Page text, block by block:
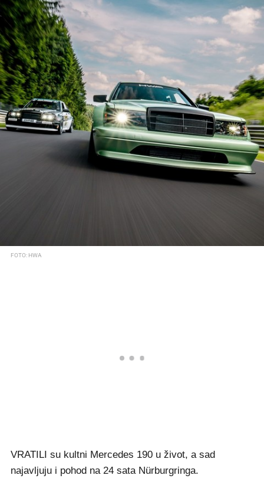
FOTO: HWA
VRATILI su kultni Mercedes 190 u život, a sad
najavljuju i pohod na 24 sata Nürburgringa.